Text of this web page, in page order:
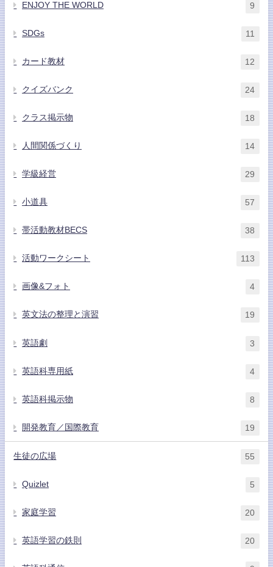
ENJOY THE WORLD 9
SDGs 11
カード教材 12
クイズバンク 24
クラス掲示物 18
人間関係づくり 14
学級経営 29
小道具 57
帯活動教材BECS 38
活動ワークシート 113
画像&フォト 4
英文法の整理と演習 19
英語劇 3
英語科専用紙 4
英語科掲示物 8
開発教育／国際教育 19
生徒の広場 55
Quizlet 5
家庭学習 20
英語学習の鉄則 20